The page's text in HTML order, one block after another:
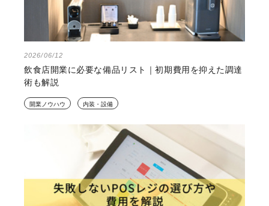
2026/06/12
飲食店開業に必要な備品リスト｜初期費用を抑えた調達
術も解説
開業ノウハウ 内装・設備